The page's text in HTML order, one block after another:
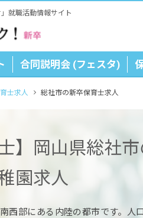
就職活動情報サイト
合同説明会 (フェスタ)
士求人 総社市の新卒保育士求人
】岡山県総社
園求人
西部にある内陸の都市です。人